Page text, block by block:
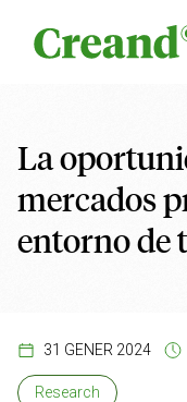
La
mercados
entorno de
31 GENER 2024
Research